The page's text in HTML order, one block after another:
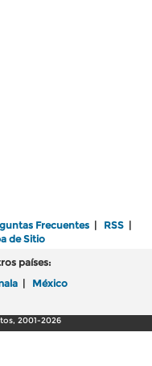
Frecuentes RSS
de Sitio
países:
México
2001-2026